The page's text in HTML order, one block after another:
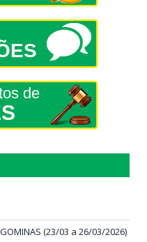
de
(23/03 a 26/03/2026)